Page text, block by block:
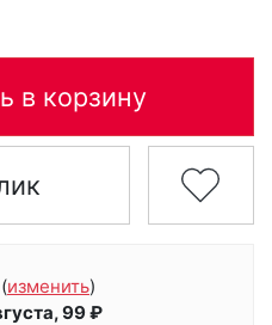
в корзину
(изменить)
99 ₽